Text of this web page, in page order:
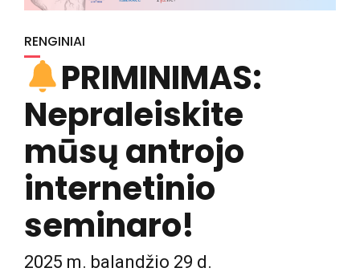
RENGINIAI
PRIMINIMAS:
Nepraleiskite
mūsų antrojo
internetinio
seminaro!
2025 m. balandžio 29 d.